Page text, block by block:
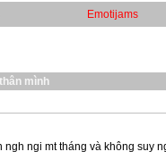
Emotijams
mình
ngi mt tháng và không suy